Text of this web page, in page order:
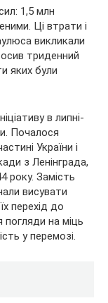
1,5 млн
Ці втрати і
викликали
триденний
яких були
в липні-
Почалося
України і
з Ленінграда,
року. Замість
висувати
перехід до
погляди на міць
у перемозі.